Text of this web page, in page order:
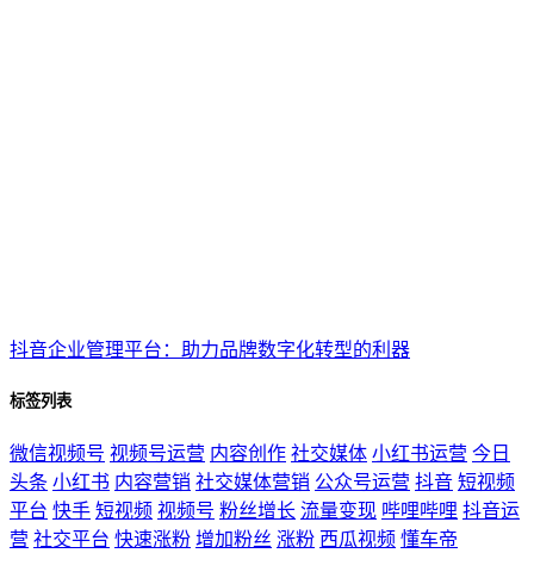
抖音企业管理平台：助力品牌数字化转型的利器
标签列表
微信视频号 视频号运营 内容创作 社交媒体 小红书运营 今日
头条 小红书 内容营销 社交媒体营销 公众号运营 抖音 短视频
平台 快手 短视频 视频号 粉丝增长 流量变现 哔哩哔哩 抖音运
营 社交平台 快速涨粉 增加粉丝 涨粉 西瓜视频 懂车帝